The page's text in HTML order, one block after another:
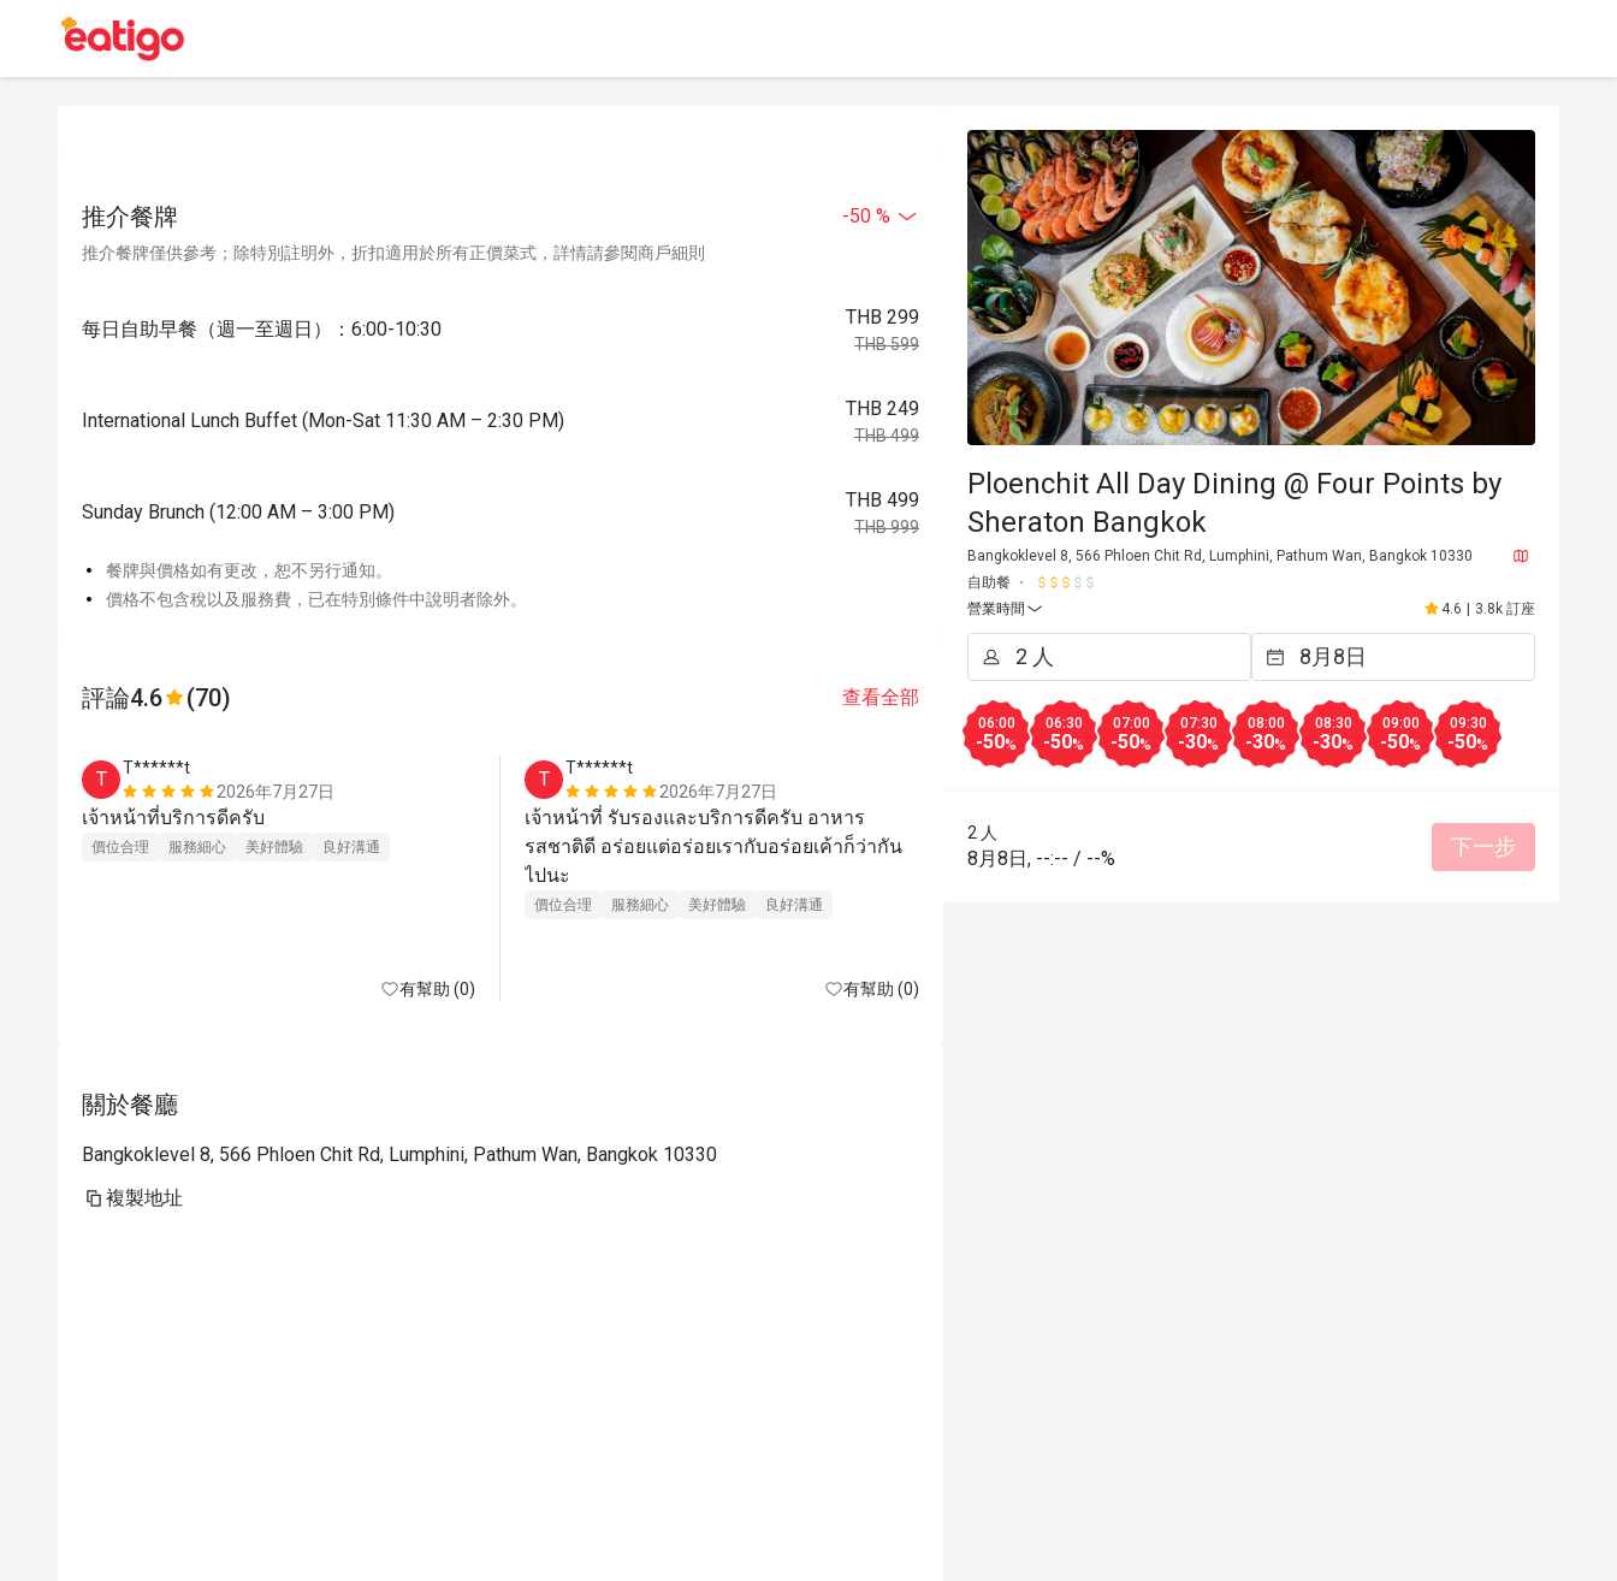
推介餐牌 -50 %
推介餐牌僅供參考；除特別註明外，折扣適用於所有正價菜式，詳情請參閱商戶細則
每日自助早餐（週一至週日）：6:00-10:30
THB 299
THB 599
International Lunch Buffet (Mon-Sat 11:30 AM – 2:30 PM)
THB 249
THB 499
Sunday Brunch (12:00 AM – 3:00 PM)
THB 499
THB 999
餐牌與價格如有更改，恕不另行通知。
價格不包含稅以及服務費，已在特別條件中說明者除外。
評論4.6 (70) 查看全部
T
T******t
2026年7月27日
เจ้าหน้าที่บริการดีครับ
價位合理 服務細心 美好體驗 良好溝通
有幫助 (0)
T
T******t
2026年7月27日
เจ้าหน้าที่ รับรองและบริการดีครับ อาหาร
รสชาติดี อร่อยแต่อร่อยเรากับอร่อยเค้าก็ว่ากัน
ไปนะ
價位合理 服務細心 美好體驗 良好溝通
有幫助 (0)
V******h
เดียวกัน เช่น โซนซีฟู้ด โซนสลัดผัก โซนอาหาร
ไทย ยำ น้ำพริก ก๋วยเตี๋ยว โซนของหวาน ผลไม้
ช**
อาหารอร่อย บริการดีมา
ๆๆๆๆๆๆๆๆๆๆๆๆๆๆๆๆๆ
價位合理 服務細心
關於餐廳
Bangkoklevel 8, 566 Phloen Chit Rd, Lumphini, Pathum Wan, Bangkok 10330
複製地址
Ploenchit All Day Dining @ Four Points by
Sheraton Bangkok
Bangkoklevel 8, 566 Phloen Chit Rd, Lumphini, Pathum Wan, Bangkok 10330
自助餐
營業時間
4.6 3.8k 訂座
06:00
-50%
06:30
-50%
07:00
-50%
07:30
-30%
08:00
-30%
08:30
-30%
09:00
-50%
09:30
-50%
2 人
8月8日 , --:-- / --% 下一步